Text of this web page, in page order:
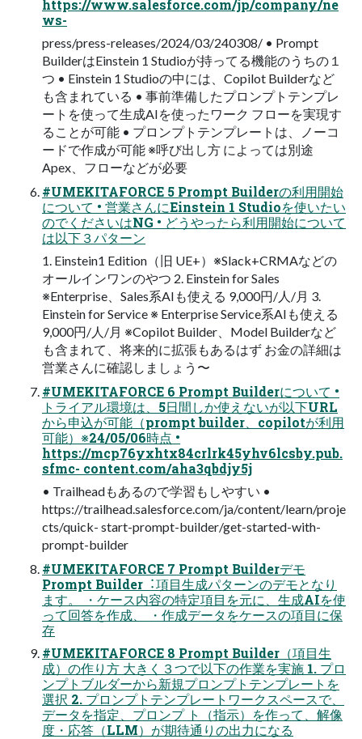
https://www.salesforce.com/jp/company/ne
ws-
press/press-releases/2024/03/240308/ • Prompt
BuilderはEinstein 1 Studioが持ってる機能のうちの１
つ • Einstein 1 Studioの中には、Copilot Builderなど
も含まれている • 事前準備したプロンプトテンプレ
ートを使って⽣成AIを使ったワーク フローを実現す
ることが可能 • プロンプトテンプレートは、ノーコ
ードで作成が可能 ※呼び出し⽅ によっては別途
Apex、フローなどが必要
#UMEKITAFORCE 5 Prompt Builderの利⽤開始
について • 営業さんにEinstein 1 Studioを使いたい
のでくださいはNG • どうやったら利⽤開始について
は以下３パターン
1. Einstein1 Edition（旧 UE+）※Slack+CRMAなどの
オールインワンのやつ 2. Einstein for Sales
※Enterprise、Sales系AIも使える 9,000円/⼈/⽉ 3.
Einstein for Service ※ Enterprise Service系AIも使える
9,000円/⼈/⽉ ※Copilot Builder、Model Builderなど
も含まれて、将来的に拡張もあるはず お⾦の詳細は
営業さんに確認しましょう〜
#UMEKITAFORCE 6 Prompt Builderについて •
トライアル環境は、5⽇間しか使えないが以下URL
から申込が可能（prompt builder、copilotが利⽤
可能）※24/05/06時点 •
https://mcp76yxhtx84crlrk45yhv6lcsby.pub.
sfmc- content.com/aha3qbdjy5j
• Trailheadもあるので学習もしやすい •
https://trailhead.salesforce.com/ja/content/learn/proje
cts/quick- start-prompt-builder/get-started-with-
prompt-builder
#UMEKITAFORCE 7 Prompt Builderデモ
Prompt Builder︓項⽬⽣成パターンのデモとなり
ます。 ・ケース内容の特定項⽬を元に、⽣成AIを使
って回答を作成、 ・作成データをケースの項⽬に保
存
#UMEKITAFORCE 8 Prompt Builder（項⽬⽣
成）の作り⽅ ⼤きく３つで以下の作業を実施 1. プロ
ンプトブルダーから新規プロンプトテンプレートを
選択 2. プロンプトテンプレートワークスペースで、
データを指定、プロンプ ト（指⽰）を作って、解像
度・応答（LLM）が期待通りの出⼒になる